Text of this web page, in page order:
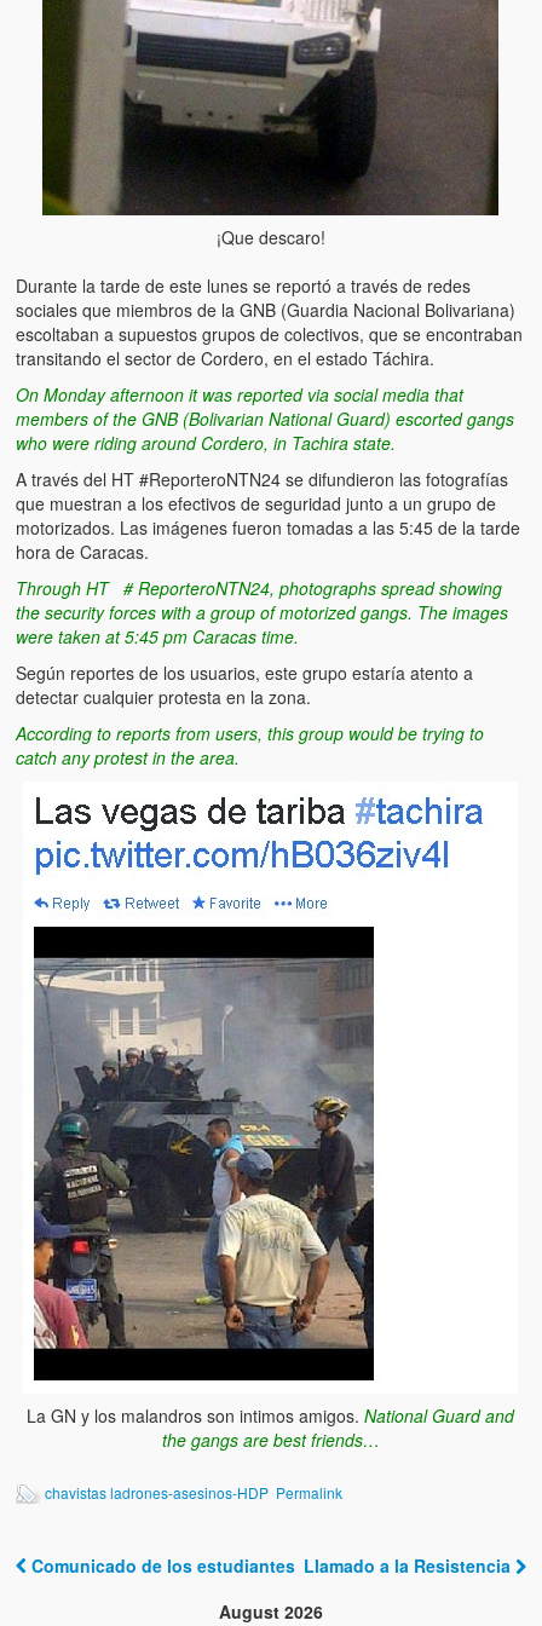
Víctimas del régimen dictatorial de Chávez desde que tomó el
poder hasta el 31 de diciembre de 2009
Víctimas inocentes de la violencia castrista del 4 de Febrero de
1992
¡¡¡Miserable traidor, mira a tu pueblo!!! (Despicable traitor, look
your country!!!)
Versos
Cuentos
Chistes
¡Que descaro!
Durante la tarde de este lunes se reportó a través de redes
sociales que miembros de la GNB (Guardia Nacional Bolivariana)
escoltaban a supuestos grupos de colectivos, que se encontraban
transitando el sector de Cordero, en el estado Táchira.
On Monday afternoon it was reported via social media that
members of the GNB (Bolivarian National Guard) escorted gangs
who were riding around Cordero, in Tachira state.
A través del HT ‪#‎ReporteroNTN24‬ se difundieron las fotografías
que muestran a los efectivos de seguridad junto a un grupo de
motorizados. Las imágenes fueron tomadas a las 5:45 de la tarde
hora de Caracas.
Through HT ‬ ‪ # ReporteroNTN24, photographs spread showing
the security forces with a group of motorized gangs. The images
were taken at 5:45 pm Caracas time.
Según reportes de los usuarios, este grupo estaría atento a
detectar cualquier protesta en la zona.
According to reports from users, this group would be trying to
catch any protest in the area.
La GN y los malandros son intimos amigos.National Guard and
the gangs are best friends…
chavistas ladrones-asesinos-HDP Permalink
Comunicado de los estudiantes Llamado a la Resistencia
August 2026